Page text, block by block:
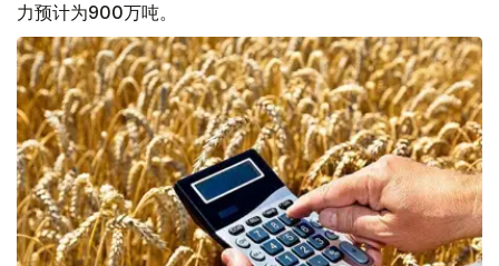
力预计为900万吨。